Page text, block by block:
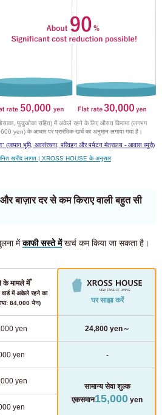
ओसाका, फुकुओका सहित) में अकेले रहने के लिए औसत किराया (लगभग
yen) के आधार पर प्रारंभिक खर्च का अनुमान लगाया गया है।
(जापान भूमि, अवसंरचना, परिवहन और पर्यटन मंत्रालय - आवास ब्यूरो)
खरीद लागत | XROSS HOUSE के अनुसार
बाज़ार दर से कम किराए वाली बहुत सी
मेंकाफी सस्ते मेंखर्च कम किया जा सकता है।
के मामले में*
में अकेले रहने का
84,000 येन)
घर साझा करें
yen 24,800 yen～
yen -
yen
सामान्य सेवा शुल्क
एकसमान15,000 yen
yen